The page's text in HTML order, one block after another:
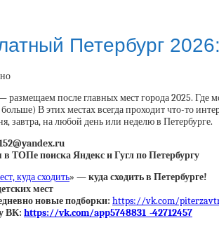
Петербург
размещаем после главных мест города 2025.
В этих местах всегда проходит что-то
завтра, на любой день или неделю в Петербурге.
ТОПе поиска Яндекс и Гугл по Петербургу
куда сходить» —куда сходить в Петербурге!
мест
новые подборки: https://vk.com/
ВК: https://vk.com/app5748831_-42712457